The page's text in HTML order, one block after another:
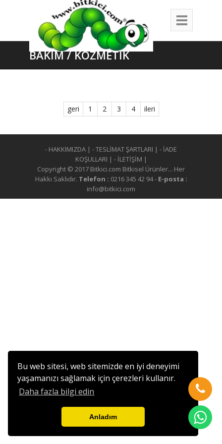
Bu web sitesi, web sitemizde en iyi deneyimi
yaşamanızı sağlamak için çerezleri kullanır.
Daha fazla bilgi edin
Anladım
BAKIM / KOZMETİK
geri 1 2 3 4 ileri
- HAKKIMIZDA | - TESLİMAT ŞARTLARI | - İADE
KOŞULLARI | - İLETİŞİM |
Copyright © 2017 Bitkici.com Bitkisel Ürünler... Her
Hakkı Saklıdır. Telefon : 0216 345 42 94 - E-posta :
info@bitkici.com